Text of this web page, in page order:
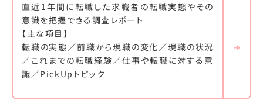
直近1年間に転職した求職者の転職実態やその
意識を把握できる調査レポート
【主な項目】
転職の実態／前職から現職の変化／現職の状況
／これまでの転職経験／仕事や転職に対する意
識／PickUpトピック